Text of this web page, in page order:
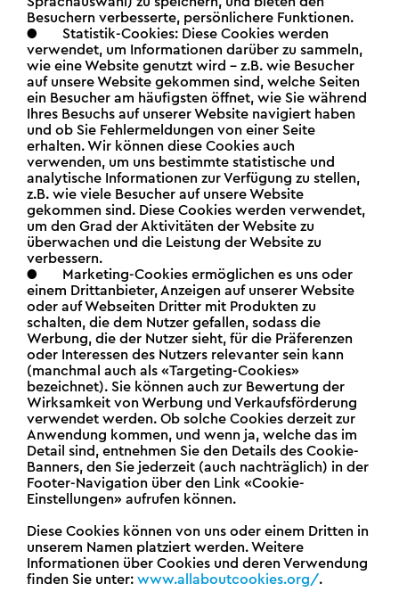
Besuchern verbesserte, persönlichere Funktionen.
● Statistik-Cookies: Diese Cookies werden
verwendet, um Informationen darüber zu sammeln,
wie eine Website genutzt wird – z.B. wie Besucher
auf unsere Website gekommen sind, welche Seiten
ein Besucher am häufigsten öffnet, wie Sie während
Ihres Besuchs auf unserer Website navigiert haben
und ob Sie Fehlermeldungen von einer Seite
erhalten. Wir können diese Cookies auch
verwenden, um uns bestimmte statistische und
analytische Informationen zur Verfügung zu stellen,
z.B. wie viele Besucher auf unsere Website
gekommen sind. Diese Cookies werden verwendet,
um den Grad der Aktivitäten der Website zu
überwachen und die Leistung der Website zu
verbessern.
● Marketing-Cookies ermöglichen es uns oder
einem Drittanbieter, Anzeigen auf unserer Website
oder auf Webseiten Dritter mit Produkten zu
schalten, die dem Nutzer gefallen, sodass die
Werbung, die der Nutzer sieht, für die Präferenzen
oder Interessen des Nutzers relevanter sein kann
(manchmal auch als «Targeting-Cookies»
bezeichnet). Sie können auch zur Bewertung der
Wirksamkeit von Werbung und Verkaufsförderung
verwendet werden. Ob solche Cookies derzeit zur
Anwendung kommen, und wenn ja, welche das im
Detail sind, entnehmen Sie den Details des Cookie-
Banners, den Sie jederzeit (auch nachträglich) in der
Footer-Navigation über den Link «Cookie-
Einstellungen» aufrufen können.
Diese Cookies können von uns oder einem Dritten in
unserem Namen platziert werden. Weitere
Informationen über Cookies und deren Verwendung
finden Sie unter:www.allaboutcookies.org/.